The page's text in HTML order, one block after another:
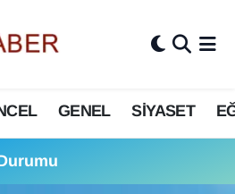
GENEL SİYASET